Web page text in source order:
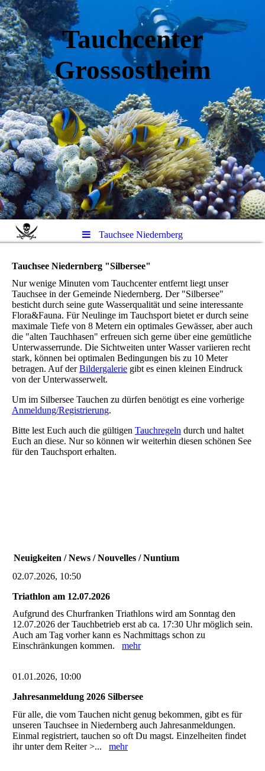
Tauchcenter
Grossostheim
Tauchsee Niedernberg
Tauchsee Niedernberg "Silbersee"
Nur wenige Minuten vom Tauchcenter entfernt liegt unser
Tauchsee in der Gemeinde Niedernberg. Der "Silbersee"
besticht durch seine gute Wasserqualität und seine interessante
Flora&Fauna. Für Neulinge im Tauchsport bietet er durch seine
maximale Tiefe von 8 Metern ein optimales Gewässer, aber auch
die "alten Tauchhasen" erfreuen sich gerne über eine gemütliche
Unterwasserrunde. Die Sichtweiten unter Wasser variieren recht
stark, können bei optimalen Bedingungen bis zu 10 Meter
betragen. Auf derBildergalerie gibt es einen kleinen Eindruck
von der Unterwasserwelt.
Um im Silbersee Tauchen zu dürfen benötigt es eine vorherige
Anmeldung/Registrierung.
Bitte lest Euch auch die gültigen Tauchregeln durch und haltet
Euch an diese. Nur so können wir weiterhin diesen schönen See
für den Tauchsport erhalten.
Neuigkeiten / News / Nouvelles / Nuntium
02.07.2026, 10:50
Triathlon am 12.07.2026
Aufgrund des Churfranken Triathlons wird am Sonntag den
12.07.2026 der Tauchbetrieb erst ab ca. 17:30 Uhr möglich sein.
Auch am Tag vorher kann es Nachmittags schon zu
Einschränkungen kommen. mehr
01.01.2026, 10:00
Jahresanmeldung 2026 Silbersee
Für alle, die vom Tauchen nicht genug bekommen, gibt es für
unseren Tauchsee in Niedernberg auch Jahresanmeldungen.
Einmal registriert, tauchen so oft Du magst. Einzelheiten findet
ihr unter dem Reiter >... mehr